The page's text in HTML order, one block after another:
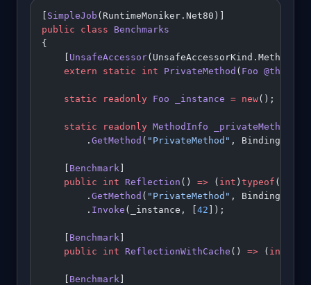
SimpleJob (RuntimeMoniker.Net80)]
public class Benchmarks
{
UnsafeAccessor(UnsafeAccessorKind.Method,
    extern
static int PrivateMethod ( Foo @this
    static
readonly Foo _instance = new();
    static
readonly MethodInfo _privateMethod
        .
GetMethod ( "PrivateMethod" ,
Benchmark
    public
int Reflection () => ( int ) typeof (
        .
GetMethod ( "PrivateMethod" ,
        .
Invoke (_instance, [ 42 ]);
Benchmark
    public
int ReflectionWithCache () => ( int
Benchmark